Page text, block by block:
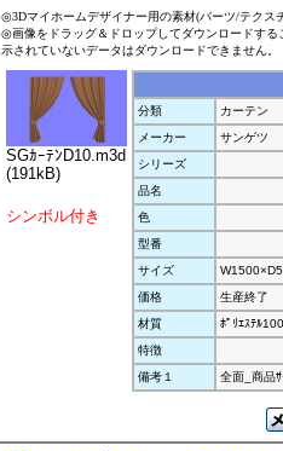
◎3Dマイホームデザイナー用の素材(パーツ/テクス
◎画像をドラッグ＆ドロップしてダウンロードす
示されていないデータはダウンロードできません。
SGｶｰﾃﾝD10.m3d
(191kB)
シンボル付き
分類
カーテン
メーカー
サンゲツ
シリーズ
品名
色
型番
サイズ
価格
生産終了
材質
ﾎﾟﾘｴｽﾃﾙ
特徴
備考１
全面_商品